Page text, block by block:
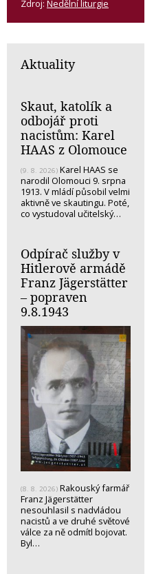
Zdroj: Nedělní liturgie
Aktuality
Skaut, katolík a
odbojář proti
nacistům: Karel
HAAS z Olomouce
(9. 8. 2026) Karel HAAS se
narodil Olomouci 9. srpna
1913. V mládí působil velmi
aktivně ve skautingu. Poté,
co vystudoval učitelský…
Odpírač služby v
Hitlerově armádě
Franz Jägerstätter
– popraven
9.8.1943
(8. 8. 2026) Rakouský farmář
Franz Jägerstätter
nesouhlasil s nadvládou
nacistů a ve druhé světové
válce za ně odmítl bojovat.
Byl…